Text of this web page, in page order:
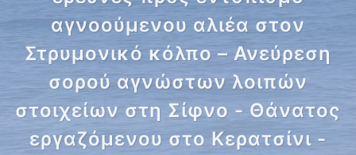
αγνοούμενου αλιέα στον
Στρυμονικό κόλπο – Ανεύρεση
σορού αγνώστων λοιπών
στοιχείων στη Σίφνο - Θάνατος
εργαζόμενου στο Κερατσίνι -